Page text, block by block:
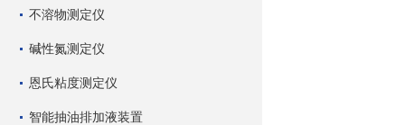
不溶物测定仪
碱性氮测定仪
恩氏粘度测定仪
智能抽油排加液装置